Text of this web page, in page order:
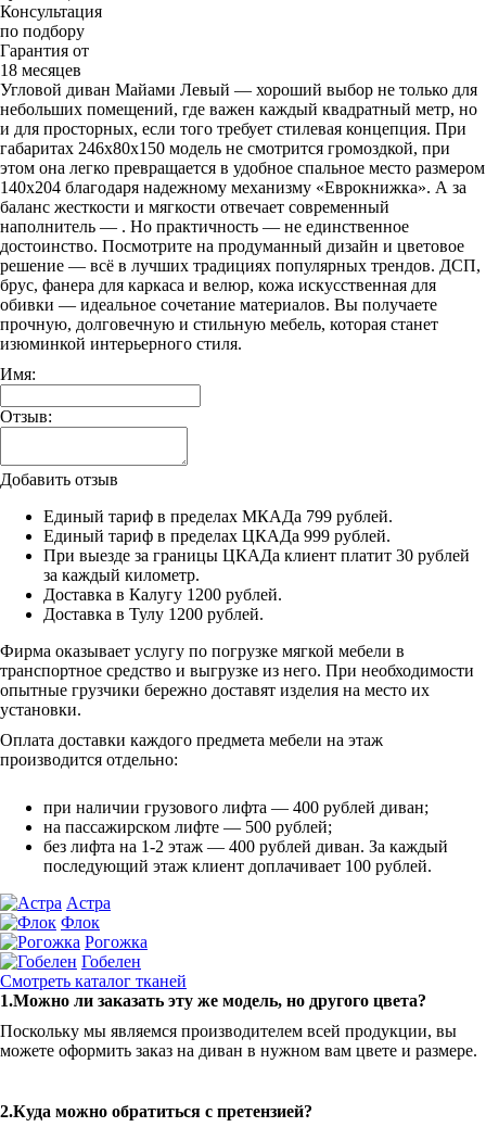
Консультация
по подбору
Гарантия от
18 месяцев
Угловой диван Майами Левый — хороший выбор не только для
небольших помещений, где важен каждый квадратный метр, но
и для просторных, если того требует стилевая концепция. При
габаритах 246х80х150 модель не смотрится громоздкой, при
этом она легко превращается в удобное спальное место размером
140х204 благодаря надежному механизму «Еврокнижка». А за
баланс жесткости и мягкости отвечает современный
наполнитель — . Но практичность — не единственное
достоинство. Посмотрите на продуманный дизайн и цветовое
решение — всё в лучших традициях популярных трендов. ДСП,
брус, фанера для каркаса и велюр, кожа искусственная для
обивки — идеальное сочетание материалов. Вы получаете
прочную, долговечную и стильную мебель, которая станет
изюминкой интерьерного стиля.
Имя:
Отзыв:
Добавить отзыв
Единый тариф в пределах МКАДа 799 рублей.
Единый тариф в пределах ЦКАДа 999 рублей.
При выезде за границы ЦКАДа клиент платит 30 рублей
за каждый километр.
Доставка в Калугу 1200 рублей.
Доставка в Тулу 1200 рублей.
Фирма оказывает услугу по погрузке мягкой мебели в
транспортное средство и выгрузке из него. При необходимости
опытные грузчики бережно доставят изделия на место их
установки.
Оплата доставки каждого предмета мебели на этаж
производится отдельно:
при наличии грузового лифта — 400 рублей диван;
на пассажирском лифте — 500 рублей;
без лифта на 1-2 этаж — 400 рублей диван. За каждый
последующий этаж клиент доплачивает 100 рублей.
Астра
Флок
Рогожка
Гобелен
Смотреть каталог тканей
1.Можно ли заказать эту же модель, но другого цвета?
Поскольку мы являемся производителем всей продукции, вы
можете оформить заказ на диван в нужном вам цвете и размере.
2.Куда можно обратиться с претензией?